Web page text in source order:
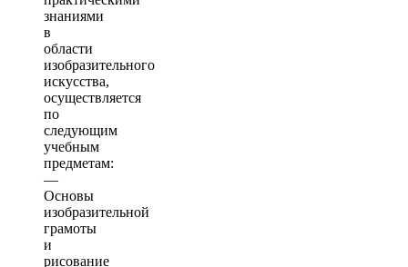
знаниями
в
области
изобразительного
искусства,
осуществляется
по
следующим
учебным
предметам:
—
Основы
изобразительной
грамоты
и
рисование